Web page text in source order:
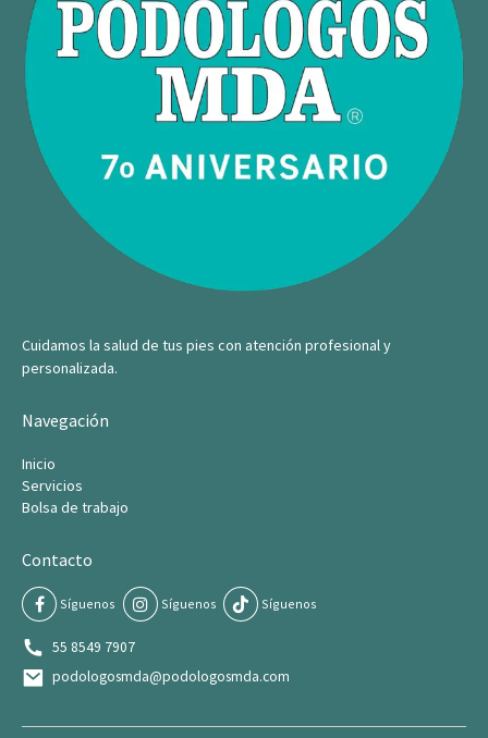
Cuidamos la salud de tus pies con atención profesional y
personalizada.
Navegación
Inicio
Servicios
Bolsa de trabajo
Contacto
Síguenos Síguenos Síguenos
55 8549 7907
podologosmda@podologosmda.com